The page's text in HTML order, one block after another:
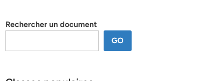
Rechercher un document
GO